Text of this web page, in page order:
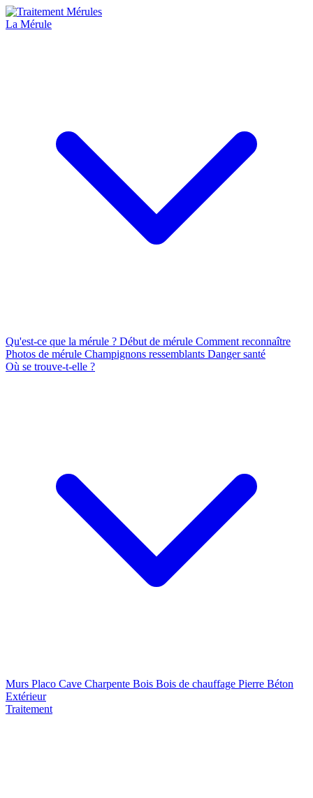
La Mérule
Qu'est-ce que la mérule ? Début de mérule Comment reconnaître
Photos de mérule Champignons ressemblants Danger santé
Où se trouve-t-elle ?
Murs Placo Cave Charpente Bois Bois de chauffage Pierre Béton
Extérieur
Traitement